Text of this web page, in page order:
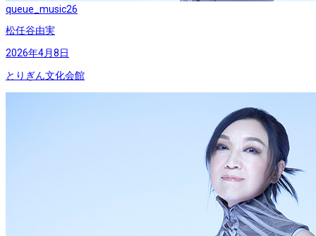
queue_music26
松任谷由実
2026年4月8日
とりぎん文化会館